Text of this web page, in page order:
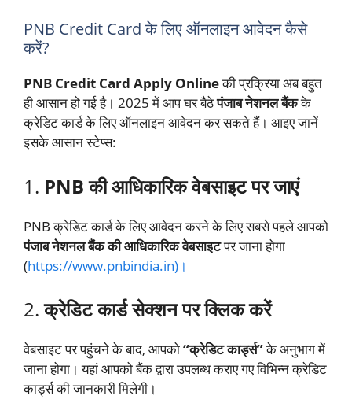
PNB Credit Card के लिए ऑनलाइन आवेदन कैसे
करें?
PNB Credit Card Apply Onlineकी प्रक्रिया अब बहुत
ही आसान हो गई है। 2025 में आप घर बैठेपंजाब नेशनल बैंकके
क्रेडिट कार्ड के लिए ऑनलाइन आवेदन कर सकते हैं। आइए जानें
इसके आसान स्टेप्स:
1. PNB की आधिकारिक वेबसाइट पर जाएं
PNB क्रेडिट कार्ड के लिए आवेदन करने के लिए सबसे पहले आपको
पंजाब नेशनल बैंक की आधिकारिक वेबसाइटपर जाना होगा
(https://www.pnbindia.in)।
2.क्रेडिट कार्ड सेक्शन पर क्लिक करें
वेबसाइट पर पहुंचने के बाद, आपको“क्रेडिट कार्ड्स”के अनुभाग में
जाना होगा। यहां आपको बैंक द्वारा उपलब्ध कराए गए विभिन्न क्रेडिट
कार्ड्स की जानकारी मिलेगी।